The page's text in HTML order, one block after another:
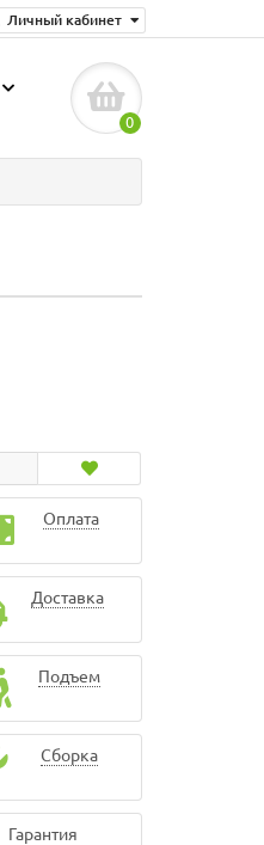
Личный кабинет
0
Оплата
Доставка
Подъем
Сборка
Гарантия